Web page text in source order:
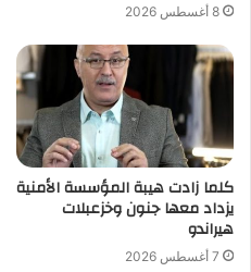
8 أغسطس 2026
كلما زادت هيبة المؤسسة الأمنية
يزداد معها جنون وخزعبلات
هيراندو
7 أغسطس 2026